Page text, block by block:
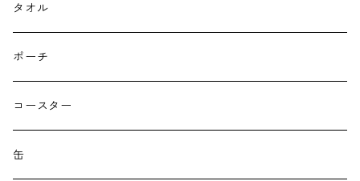
タオル
ポーチ
コースター
缶